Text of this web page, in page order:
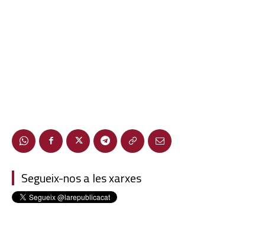
Segueix-nos a les xarxes